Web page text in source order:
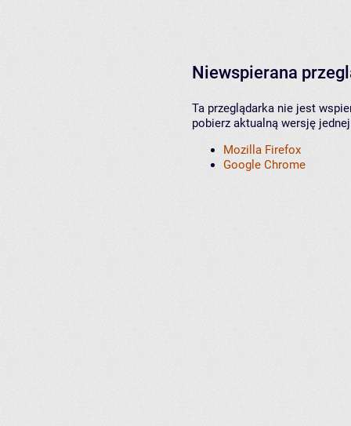
Niewspierana
Ta przeglądarka nie jest
pobierz aktualną wersję
Mozilla Firefox
Google Chrome